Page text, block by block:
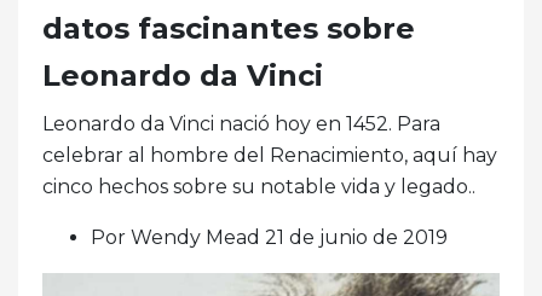
datos fascinantes sobre
Leonardo da Vinci
Leonardo da Vinci nació hoy en 1452. Para
celebrar al hombre del Renacimiento, aquí hay
cinco hechos sobre su notable vida y legado..
Por Wendy Mead 21 de junio de 2019